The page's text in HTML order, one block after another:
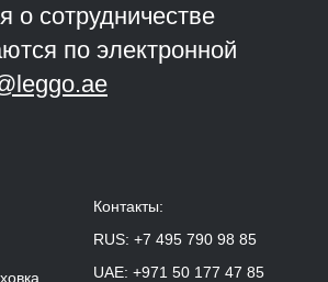
о сотрудничестве
по электронной
Контакты:
RUS: +7 495 790 98 85
UAE: +971 50 177 47 85